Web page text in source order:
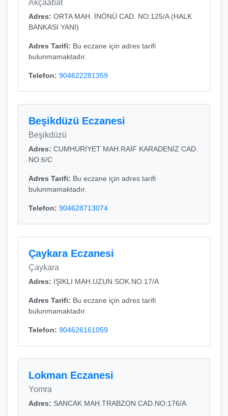
Akçaabat
Adres: ORTA MAH. İNÖNÜ CAD. NO:125/A (HALK
BANKASI YANI)
Adres Tarifi: Bu eczane için adres tarifi
bulunmamaktadır.
Telefon: 904622281359
Beşikdüzü Eczanesi
Beşikdüzü
Adres: CUMHURİYET MAH.RAİF KARADENİZ CAD.
NO:6/C
Adres Tarifi: Bu eczane için adres tarifi
bulunmamaktadır.
Telefon: 904628713074
Çaykara Eczanesi
Çaykara
Adres: IŞIKLI MAH.UZUN SOK.NO.17/A
Adres Tarifi: Bu eczane için adres tarifi
bulunmamaktadır.
Telefon: 904626161059
Lokman Eczanesi
Yomra
Adres: SANCAK MAH.TRABZON CAD.NO:176/A